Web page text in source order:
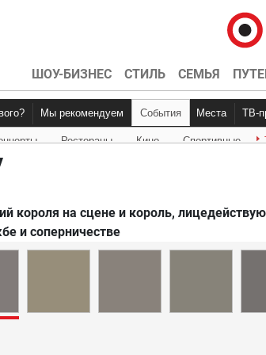
ШОУ-БИЗНЕС СТИЛЬ СЕМЬЯ
афиши Рецензии Куда пойти Точка
Мы рекомендуем События Места ТВ-
Рестораны Кино Спортивные
короля на сцене и король,
и соперничестве